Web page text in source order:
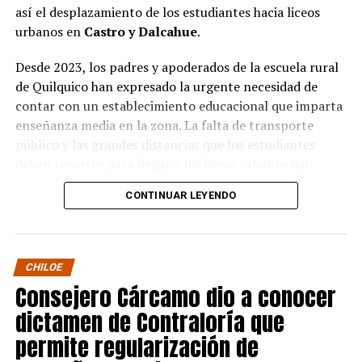
así el desplazamiento de los estudiantes hacia liceos
urbanos en Castro y Dalcahue.
Desde 2023, los padres y apoderados de la escuela rural
de Quilquico han expresado la urgente necesidad de
contar con un establecimiento educacional que imparta
enseñanza media en la zona. La falta de transporte
público y las grandes distancias que los estudiantes
generado preocupaciones sobre el desapego familiar y el
aumento de la deserción escolar.
Durante la visita, el Seremi de Educación pudo conocer
de primera mano el proyecto educativo de la escuela, el
cual tiene una fuerte orientación cultural, ambiental e
indígena. Los padres y apoderados presentaron sus
argumentos sobre la necesidad de avanzar en la
creación de un centro de enseñanza media en la
península de Rilán.
CONTINUAR LEYENDO
CHILOE
Consejero Cárcamo dio a conocer
dictamen de Contraloría que
permite regularización de